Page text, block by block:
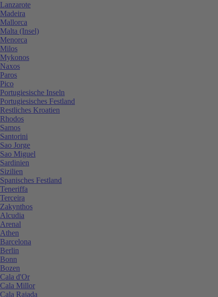
Lanzarote
Madeira
Mallorca
Malta (Insel)
Menorca
Milos
Mykonos
Naxos
Paros
Pico
Portugiesische Inseln
Portugiesisches Festland
Restliches Kroatien
Rhodos
Samos
Santorini
Sao Jorge
Sao Miguel
Sardinien
Sizilien
Spanisches Festland
Teneriffa
Terceira
Zakynthos
Alcudia
Arenal
Athen
Barcelona
Berlin
Bonn
Bozen
Cala d'Or
Cala Millor
Cala Rajada